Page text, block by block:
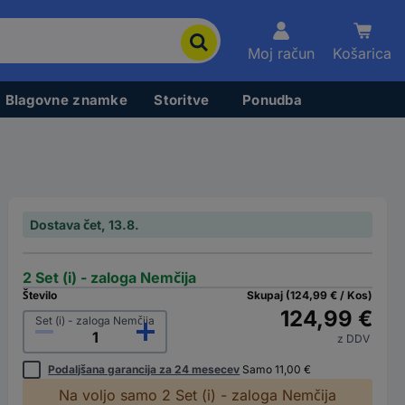
Moj račun Košarica
Blagovne znamke Storitve Ponudba
Dostava čet, 13.8.
2 Set (i) - zaloga Nemčija
Število
Set (i) - zaloga Nemčija
Skupaj (124,99 € / Kos)
124,99 €
z DDV
Podaljšana garancija za 24 mesecev Samo 11,00 €
Na voljo samo 2 Set (i) - zaloga Nemčija